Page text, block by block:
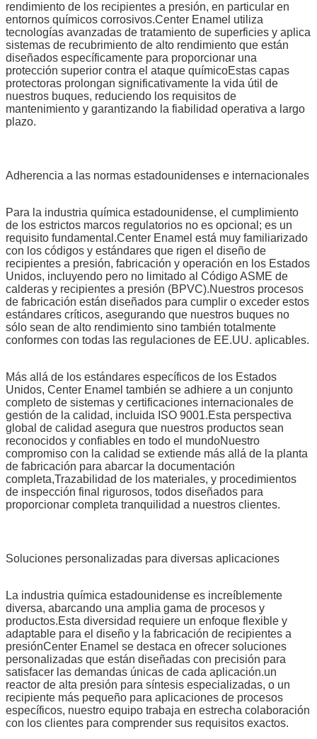
rendimiento de los recipientes a presión, en particular en
entornos químicos corrosivos.Center Enamel utiliza
tecnologías avanzadas de tratamiento de superficies y aplica
sistemas de recubrimiento de alto rendimiento que están
diseñados específicamente para proporcionar una
protección superior contra el ataque químicoEstas capas
protectoras prolongan significativamente la vida útil de
nuestros buques, reduciendo los requisitos de
mantenimiento y garantizando la fiabilidad operativa a largo
plazo.
Adherencia a las normas estadounidenses e internacionales
Para la industria química estadounidense, el cumplimiento
de los estrictos marcos regulatorios no es opcional; es un
requisito fundamental.Center Enamel está muy familiarizado
con los códigos y estándares que rigen el diseño de
recipientes a presión, fabricación y operación en los Estados
Unidos, incluyendo pero no limitado al Código ASME de
calderas y recipientes a presión (BPVC).Nuestros procesos
de fabricación están diseñados para cumplir o exceder estos
estándares críticos, asegurando que nuestros buques no
sólo sean de alto rendimiento sino también totalmente
conformes con todas las regulaciones de EE.UU. aplicables.
Más allá de los estándares específicos de los Estados
Unidos, Center Enamel también se adhiere a un conjunto
completo de sistemas y certificaciones internacionales de
gestión de la calidad, incluida ISO 9001.Esta perspectiva
global de calidad asegura que nuestros productos sean
reconocidos y confiables en todo el mundoNuestro
compromiso con la calidad se extiende más allá de la planta
de fabricación para abarcar la documentación
completa,Trazabilidad de los materiales, y procedimientos
de inspección final rigurosos, todos diseñados para
proporcionar completa tranquilidad a nuestros clientes.
Soluciones personalizadas para diversas aplicaciones
La industria química estadounidense es increíblemente
diversa, abarcando una amplia gama de procesos y
productos.Esta diversidad requiere un enfoque flexible y
adaptable para el diseño y la fabricación de recipientes a
presiónCenter Enamel se destaca en ofrecer soluciones
personalizadas que están diseñadas con precisión para
satisfacer las demandas únicas de cada aplicación.un
reactor de alta presión para síntesis especializadas, o un
recipiente más pequeño para aplicaciones de procesos
específicos, nuestro equipo trabaja en estrecha colaboración
con los clientes para comprender sus requisitos exactos.